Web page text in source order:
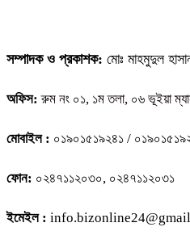
সম্পাদক ও প্রকাশক: মোঃ মাহমুদুল
অফিস:রুম নং ০১, ১ম তলা, ০৬ ভূইয়া
মোবাইল : ০১৯০১৫১৯২৪১ /
ফোন: ০২৪৭১১২০৩০, ০২৪৭১১২০৩১
ইমেইল :